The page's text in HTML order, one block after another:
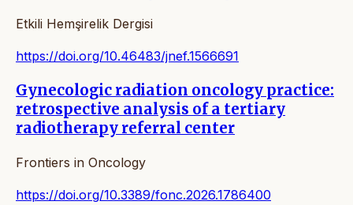
Etkili Hemşirelik Dergisi
https://doi.org/10.46483/jnef.1566691
Gynecologic radiation oncology practice:
retrospective analysis of a tertiary
radiotherapy referral center
Frontiers in Oncology
https://doi.org/10.3389/fonc.2026.1786400